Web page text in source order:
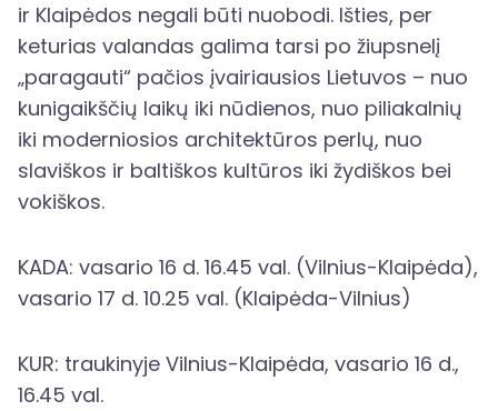
ir Klaipėdos negali būti nuobodi. Išties, per
keturias valandas galima tarsi po žiupsnelį
„paragauti“ pačios įvairiausios Lietuvos – nuo
kunigaikščių laikų iki nūdienos, nuo piliakalnių
iki moderniosios architektūros perlų, nuo
slaviškos ir baltiškos kultūros iki žydiškos bei
vokiškos.
KADA: vasario 16 d. 16.45 val. (Vilnius-Klaipėda),
vasario 17 d. 10.25 val. (Klaipėda-Vilnius)
KUR: traukinyje Vilnius-Klaipėda, vasario 16 d.,
16.45 val.